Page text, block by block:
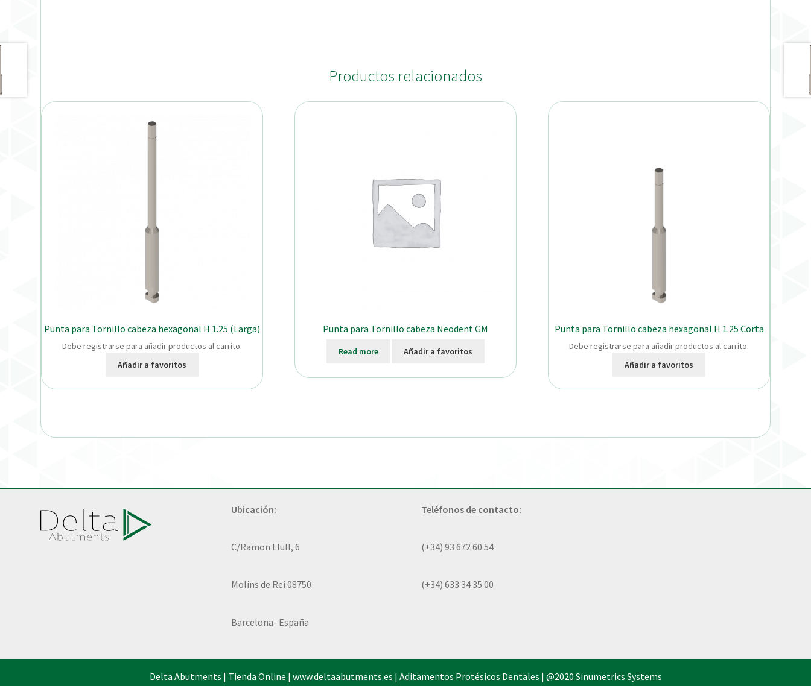
Productos relacionados
Punta para Tornillo cabeza hexagonal H 1.25 (Larga)
Debe registrarse para añadir productos al carrito.
Añadir a favoritos
Punta para Tornillo cabeza Neodent GM
Read more Añadir a favoritos
Punta para Tornillo cabeza hexagonal H 1.25 Corta
Debe registrarse para añadir productos al carrito.
Añadir a favoritos
Ubicación:
C/Ramon Llull, 6
Molins de Rei 08750
Barcelona- España
Teléfonos de contacto:
(+34) 93 672 60 54
(+34) 633 34 35 00
Delta Abutments | Tienda Online | www.deltaabutments.es | Aditamentos Protésicos Dentales | @2020 Sinumetrics Systems